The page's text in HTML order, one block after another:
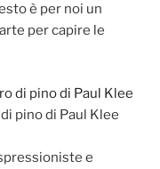
è per noi un
per capire le
pino di Paul Klee
e